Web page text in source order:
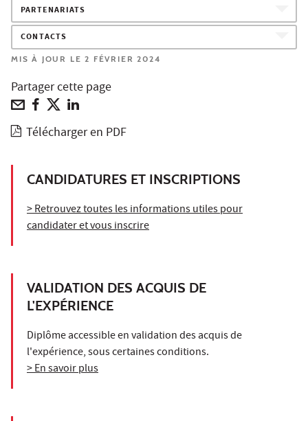
PARTENARIATS
CONTACTS
MIS À JOUR LE 2 FÉVRIER 2024
Partager cette page
Télécharger en PDF
CANDIDATURES ET INSCRIPTIONS
> Retrouvez toutes les informations utiles pour
candidater et vous inscrire
VALIDATION DES ACQUIS DE
L'EXPÉRIENCE
Diplôme accessible en validation des acquis de
l'expérience, sous certaines conditions.
> En savoir plus